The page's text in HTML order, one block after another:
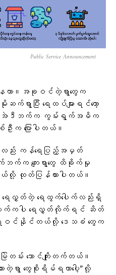
Public Service Announcement
နေတာ။အခုဝင်တဲ့ရွာတွေက
ာပြီး ရေထပ်များရင်တော့
ယ်။အဲဒီဘက်က ကွမ်းရွက်အဓိက
က ပြောပါတယ်။
လည်း ကန်ရေပြည့်အမှတ်
က်ဘက်က ကျေးရွာတွေ ထိခိုက်မှု
လို့ ထုတ်ပြန်ထားပါတယ်။
ကို ရေလွှတ်တဲ့ ရေထွက်ပေါက်လည်းရှိ
က်ပေါက်ကပါ ရေလွှတ်လိုက်ရင် ဆိတ်
ရေဝင်နိုင်တယ်လို့ ဒေသခံ တွေက
တမ်း ဘောင်ကျိုးတက်တယ်။
းတဲ့ရွာ တွေစိုးရိမ်ရတာပေါ့”လို့